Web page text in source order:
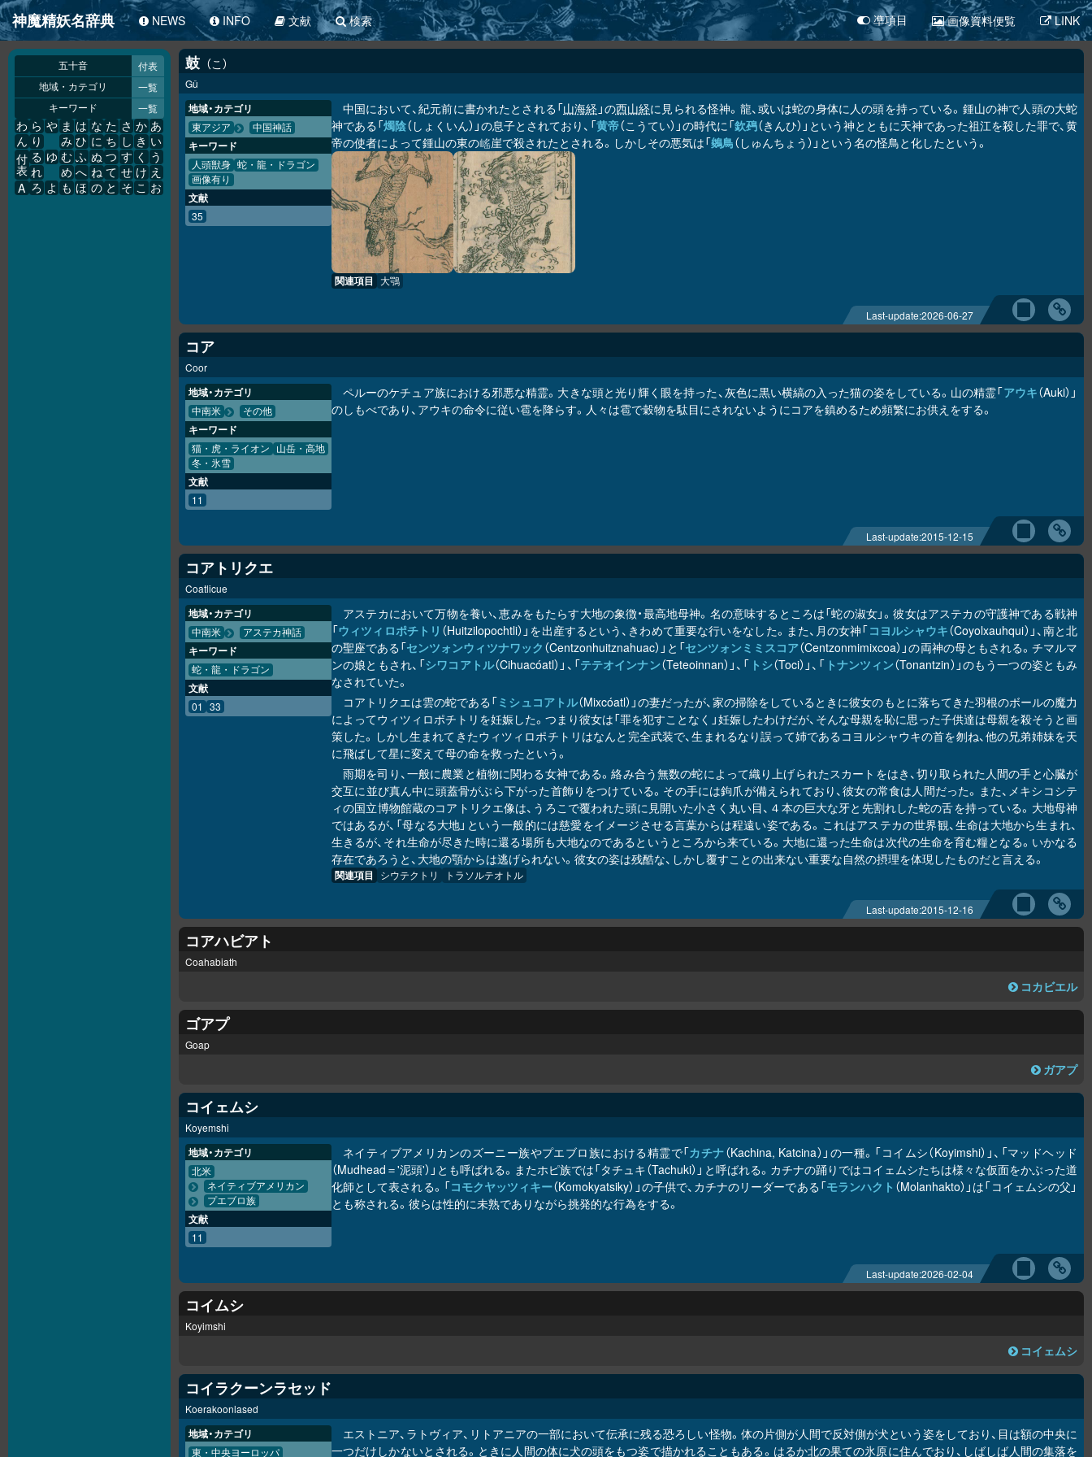
神魔精妖名辞典 NEWS INFO 文献 検索 凖項目 画像資料便覧 LINK
五十音 付表
地域・カテゴリ 一覧
キーワード 一覧
あ
い
う
え
お
か
き
く
け
こ
さ
し
す
せ
そ
た
ち
つ
て
と
な
に
ぬ
ね
の
は
ひ
ふ
へ
ほ
ま
み
む
め
も
や
ゆ
よ
ら
り
る
れ
ろ
わ
ん
付
表
A
鼓 こ
Gǔ
中国において、紀元前に書かれたとされる「山海経 」の西山経に見られる怪神。龍、或いは蛇の身体に人の頭を持っている。鍾山の神で人頭の大蛇
神である「燭陰（しょくいん）」の息子とされており、「黄帝（こうてい）」の時代に「欽䲹（きんひ）」という神とともに天神であった祖江を殺した罪で、黄
帝の使者によって鍾山の東の𡺯崖で殺されたとされる。しかしその悪気は「鵕鳥（しゅんちょう）」という名の怪鳥と化したという。
関連項目 大鶚
地域・カテゴリ
東アジア 中国神話
キーワード
人頭獣身 蛇・龍・ドラゴン
画像有り
文献
35
Last-update:2026-06-27
コア
Coor
ペルーのケチュア族における邪悪な精霊。大きな頭と光り輝く眼を持った、灰色に黒い横縞の入った猫の姿をしている。山の精霊「アウキ（Auki）」
のしもべであり、アウキの命令に従い雹を降らす。人々は雹で穀物を駄目にされないようにコアを鎮めるため頻繁にお供えをする。
地域・カテゴリ
中南米 その他
キーワード
猫・虎・ライオン
山岳・高地
冬・氷雪
文献
11
Last-update:2015-12-15
コアトリクエ
Coatlicue
アステカにおいて万物を養い、恵みをもたらす大地の象徴・最高地母神。名の意味するところは「蛇の淑女」。彼女はアステカの守護神である戦神
「ウィツィロポチトリ （Huitzilopochtli）」を出産するという、きわめて重要な行いをなした。また、月の女神「コヨルシャウキ（Coyolxauhqui）」、南と北
の聖座である「センツォンウィツナワック （Centzonhuitznahuac）」と「センツォンミミスコア（Centzonmimixcoa）」の両神の母ともされる。チマルマ
ンの娘ともされ、「シワコアトル（Cihuacóatl）」、「テテオインナン（Teteoinnan）」、「 トシ（Toci）」、「 トナンツィン（Tonantzin）」のもう一つの姿ともみ
なされていた。
コアトリクエは雲の蛇である「ミシュコアトル（Mixcóatl）」の妻だったが、家の掃除をしているときに彼女のもとに落ちてきた羽根のボールの魔力
によってウィツィロポチトリを妊娠した。つまり彼女は「罪を犯すことなく」妊娠したわけだが、そんな母親を恥に思った子供達は母親を殺そうと画
策した。しかし生まれてきたウィツィロポチトリはなんと完全武装で、生まれるなり誤って姉であるコヨルシャウキの首を刎ね、他の兄弟姉妹を天
に飛ばして星に変えて母の命を救ったという。
雨期を司り、一般に農業と植物に関わる女神である。絡み合う無数の蛇によって織り上げられたスカートをはき、切り取られた人間の手と心臓が
交互に並び真ん中に頭蓋骨がぶら下がった首飾りをつけている。その手には鉤爪が備えられており、彼女の常食は人間だった。また、メキシコシテ
ィの国立博物館蔵のコアトリクエ像は、うろこで覆われた頭に見開いた小さく丸い目、４本の巨大な牙と先割れした蛇の舌を持っている。大地母神
ではあるが、「母なる大地」という一般的には慈愛をイメージさせる言葉からは程遠い姿である。これはアステカの世界観、生命は大地から生まれ、
生きるが、それ生命が尽きた時に還る場所も大地なのであるというところから来ている。大地に還った生命は次代の生命を育む糧となる。いかなる
存在であろうと、大地の顎からは逃げられない。彼女の姿は残酷な、しかし覆すことの出来ない重要な自然の摂理を体現したものだと言える。
関連項目 シウテクトリ トラソルテオトル
地域・カテゴリ
中南米 アステカ神話
キーワード
蛇・龍・ドラゴン
文献
01 33
Last-update:2015-12-16
コアハビアト
Coahabiath
コカビエル
ゴアプ
Goap
ガアプ
コイェムシ
Koyemshi
ネイティブアメリカンのズーニー族やプエブロ族における精霊で「カチナ（Kachina, Katcina）」の一種。「コイムシ（Koyimshi）」、「マッドヘッド
（Mudhead＝'泥頭'）」とも呼ばれる。またホピ族では「タチュキ（Tachuki）」と呼ばれる。カチナの踊りではコイェムシたちは様々な仮面をかぶった道
化師として表される。「コモクヤッツィキー（Komokyatsiky）」の子供で、カチナのリーダーである「モランハクト （Molanhakto）」は「コイェムシの父」
とも称される。彼らは性的に未熟でありながら挑発的な行為をする。
地域・カテゴリ
北米
ネイティブアメリカン
プエブロ族
文献
11
Last-update:2026-02-04
コイムシ
Koyimshi
コイェムシ
コイラクーンラセッド
Koerakoonlased
エストニア、ラトヴィア、リトアニアの一部において伝承に残る恐ろしい怪物。体の片側が人間で反対側が犬という姿をしており、目は額の中央に
一つだけしかないとされる。ときに人間の体に犬の頭をもつ姿で描かれることもある。はるか北の果ての氷原に住んでおり、しばしば人間の集落を
地域・カテゴリ
東・中央ヨーロッパ